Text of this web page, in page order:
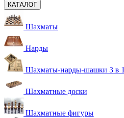
КАТАЛОГ
Шахматы
Нарды
Шахматы-нарды-шашки 3 в 1
Шахматные доски
Шахматные фигуры